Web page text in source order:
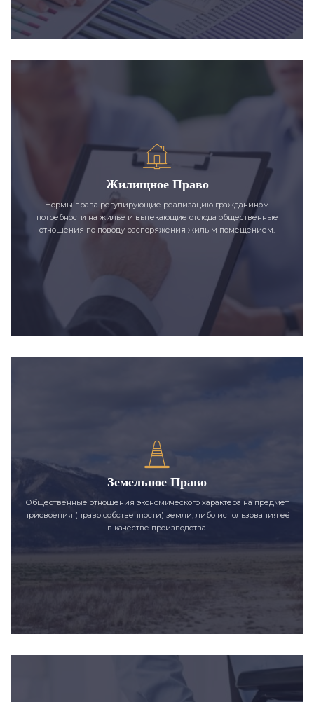
Жилищное Право
Нормы права регулирующие реализацию гражданином
потребности на жилье и вытекающие отсюда общественные
отношения по поводу распоряжения жилым помещением.
Земельное Право
Общественные отношения экономического характера на предмет
присвоения (право собственности) земли, либо использования её
в качестве производства.